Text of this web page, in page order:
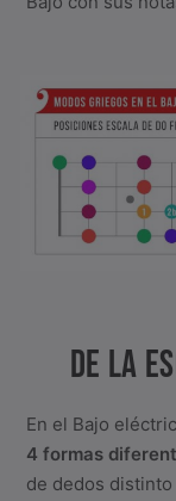
DE LA
En el Bajo
4 formas
de dedos